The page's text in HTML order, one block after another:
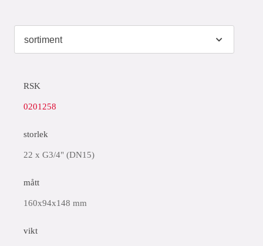
RSK
0201258
storlek
22 x G3/4" (DN15)
mått
160x94x148 mm
vikt